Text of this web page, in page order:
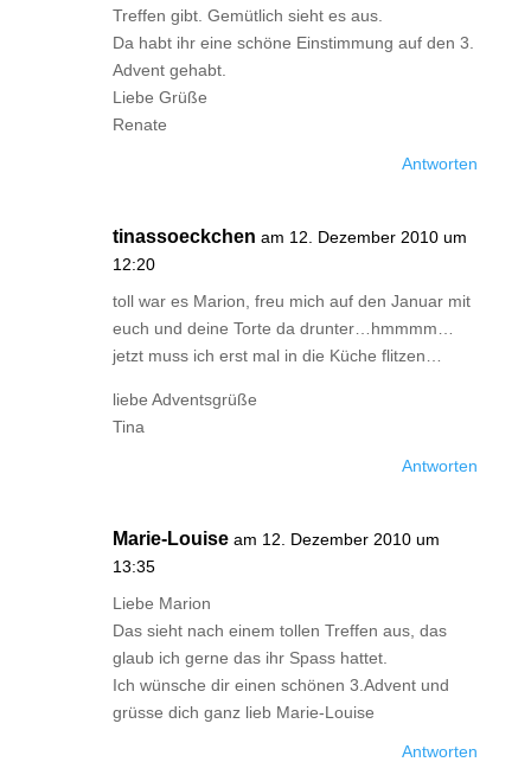
Treffen gibt. Gemütlich sieht es aus.
Da habt ihr eine schöne Einstimmung auf den 3.
Advent gehabt.
Liebe Grüße
Renate
Antworten
tinassoeckchen am 12. Dezember 2010 um
12:20
toll war es Marion, freu mich auf den Januar mit
euch und deine Torte da drunter…hmmmm…
jetzt muss ich erst mal in die Küche flitzen…
liebe Adventsgrüße
Tina
Antworten
Marie-Louise am 12. Dezember 2010 um
13:35
Liebe Marion
Das sieht nach einem tollen Treffen aus, das
glaub ich gerne das ihr Spass hattet.
Ich wünsche dir einen schönen 3.Advent und
grüsse dich ganz lieb Marie-Louise
Antworten